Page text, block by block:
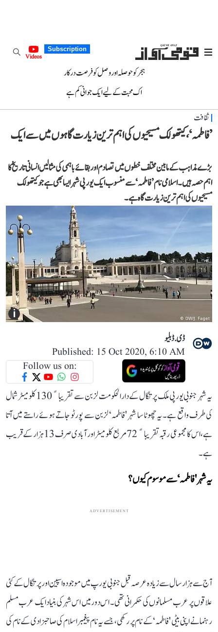
Subscription
Videos
ہجر کو حوصلہ اور وصل کو فرصت درکار
اک محبت کے لیے ایک جوانی کم ہے
ثقافت
’فاطمہ‘، کیتھولک مسیحیوں کی اہم ترین زیارت گاہوں میں سے ایک
بڑے مذاہب کے مابین مختلف خطوں میں تصادم اور بقائے باہمی کی مثالیں انسانی تاریخ کا
اہم حصہ ہیں۔ اسلامی نام ’فاطمہ‘ سے منسوب ایک یورپی شہر ایسا بھی ہے جو کیتھولک
مسیحیوں کی اہم ترین زیارت گاہ ہے۔
i
ڈی. ڈبلیو
Published: 15 Oct 2020, 6:10 AM
Follow us on:
یہ شہر جنوبی یورپی ملک پرتگال کے دارالحکومت لزبن سے تقریباﹰ 130 کلومیٹر شمال
کی طرف واقع ہے۔ یہ چھوٹا سا شہر 'فاطمہ‘ لزبن سے پورٹو جاتے ہوئے راستے میں آتا
ہے، اس کا مجموعی رقبہ تقریباﹰ 72 مربع کلومیٹر اور آبادی صرف 13 ہزار کے قریب
ہے۔
یہ شہر 'فاطمہ‘ سے موسوم کیوں؟
ADVERTISEMENT
آج سے ہزار سال سے زیادہ عرصہ قبل جنوبی یورپ میں موجودہ اسپین اور پرتگال کے کئی
علاقوں پر عرب مسلمانوں کی حکمرانی تھی۔ اس دور میں اس شہر کی بنیاد ایک عرب مسلم
رہنما نے اپنی بیٹی 'فاطمہ‘ کے نام پر رکھی، جسے یہ نام پیغمبر اسلام کی صاحبزادی کے نام کی